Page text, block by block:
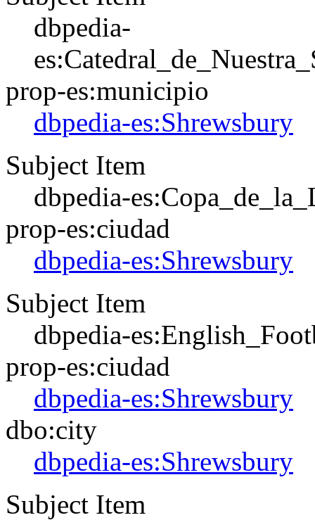
dbpedia-
prop-es:municipio
dbpedia-es:Shrewsbury
Subject Item
dbpedia-
prop-es:ciudad
dbpedia-es:Shrewsbury
Subject Item
dbpedia-
prop-es:ciudad
dbpedia-es:Shrewsbury
dbo:city
dbpedia-es:Shrewsbury
Subject Item